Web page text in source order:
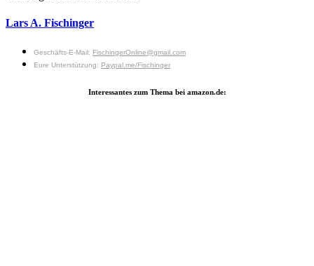
Lars A. Fischinger
Geschäfts-E-Mail: FischingerOnline@gmail.com
Eure Unterstützung: Paypal.me/Fischinger
Interessantes zum Thema bei amazon.de: